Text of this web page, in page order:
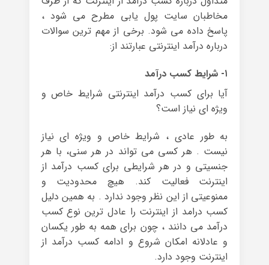
مخاطبان سایت پول یابی مطرح می شود ،
پاسخ داده می شود. برخی از مهم ترین سوالات
درباره درآمد اینترنتی عبارتند از:
۱- شرایط کسب درآمد
آیا برای کسب درآمد اینترنتی شرایط خاص و
ویژه ای نیاز است؟
به طور عادی ، شرایط خاص و ویژه ای نیاز
نیست . هر کسی می تواند در هر سنی، با هر
جنسیتی و در هر شرایطی برای کسب درآمد از
اینترنت فعالیت کند. هیچ محدودیت و
ممنوعیتی از این نظر وجود ندارد . به همین دلیل
کسب درامد از اینترنت را عادل ترین نوع کسب
درآمد می دانند ، چون برای همه به طور یکسان
و عادلانه امکان شروع و ادامه کسب درآمد از
اینترنت وجود دارد.